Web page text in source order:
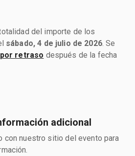
del importe de los
sábado, 4 de julio de 2026. Se
retraso después de la fecha
adicional
con nuestro sitio del evento para